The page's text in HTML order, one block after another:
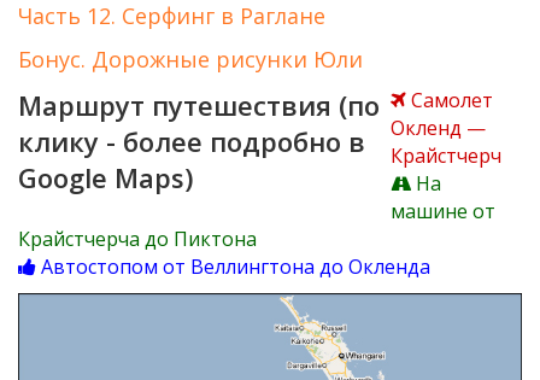
Часть 12. Серфинг в Раглане
Бонус. Дорожные рисунки Юли
Маршрут путешествия (по
клику - более подробно в
Google Maps)
Самолет
Окленд —
Крайстчерч
На
машине от
Крайстчерча до Пиктона
Автостопом от Веллингтона до Окленда